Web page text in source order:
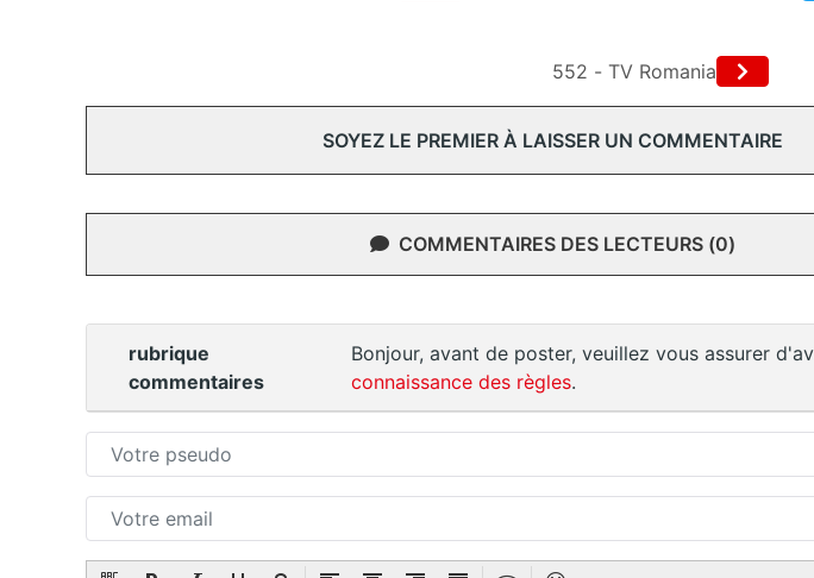
552 - TV Romania
SOYEZ LE PREMIER À LAISSER UN COMMENTAIRE
COMMENTAIRES DES LECTEURS (0)
rubrique
commentaires
Bonjour, avant de poster, veuillez vous assurer
connaissance des règles.